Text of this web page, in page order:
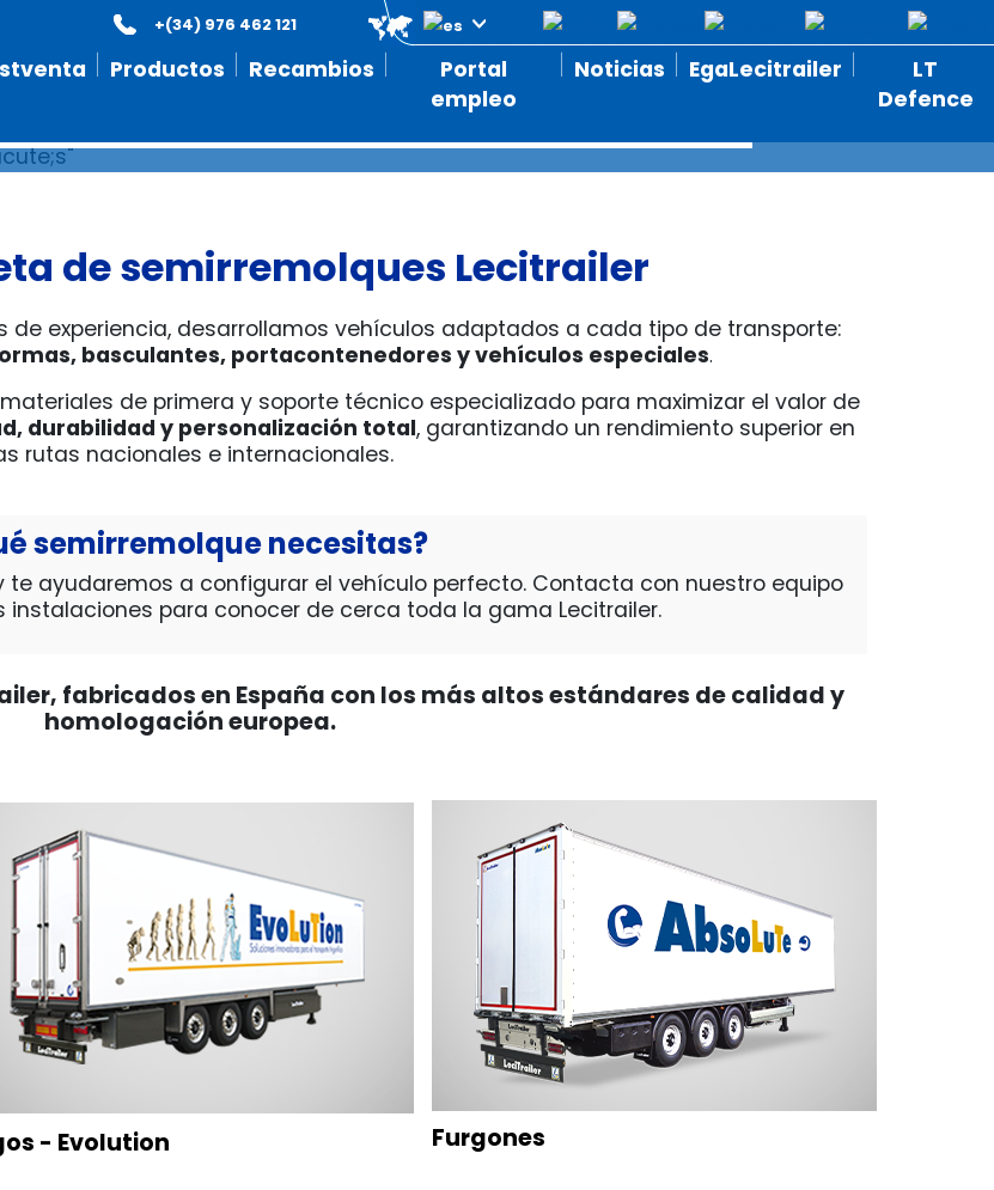
Productos Recambios
Portal
empleo
Noticias EgaLecitrailer
LT
Defence
+(34) 976 462 121
para durar más"
de semirremolques Lecitrailer
de experiencia, desarrollamos vehículos adaptados a cada tipo de transporte:
basculantes, portacontenedores y vehículos especiales.
de primera y soporte técnico especializado para maximizar el valor de
durabilidad y personalización total, garantizando un rendimiento superior en
rutas nacionales e internacionales.
semirremolque necesitas?
ayudaremos a configurar el vehículo perfecto. Contacta con nuestro equipo
para conocer de cerca toda la gama Lecitrailer.
fabricados en España con los más altos estándares de calidad y
homologación europea.
- Evolution Furgones